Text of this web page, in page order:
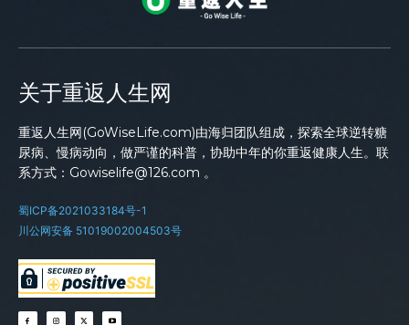
关于重返人生网
重返人生网(GoWiseLife.com)由海归团队组成，探索全球逆转糖
尿病、慢病动向，做严谨的科普，协助中年的你重返健康人生。联
系方式：Gowiselife@126.com 。
蜀ICP备2021033184号-1
川公网安备 51019002004503号